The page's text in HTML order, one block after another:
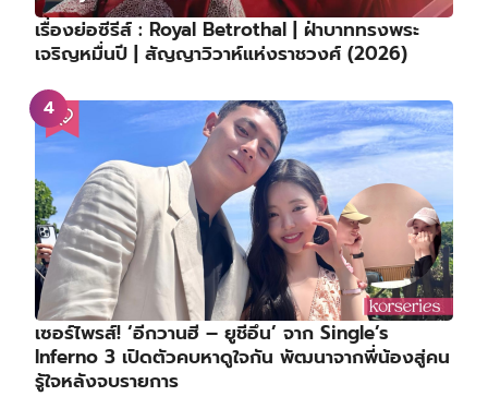
เรื่องย่อซีรีส์ : Royal Betrothal | ฝ่าบาททรงพระ
เจริญหมื่นปี | สัญญาวิวาห์แห่งราชวงศ์ (2026)
เซอร์ไพรส์! ‘อีกวานฮี – ยูชีอึน’ จาก Single’s
Inferno 3 เปิดตัวคบหาดูใจกัน พัฒนาจากพี่น้องสู่คน
รู้ใจหลังจบรายการ